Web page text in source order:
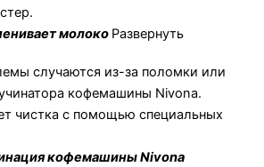
молоко Развернуть
случаются из-за поломки или
кофемашины Nivona.
чистка с помощью специальных
кофемашины Nivona